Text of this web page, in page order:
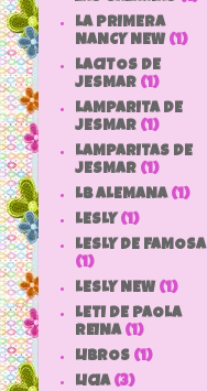
LA PRIMERA
NANCY NEW (1)
LACITOS DE
JESMAR (1)
LAMPARITA DE
JESMAR (1)
LAMPARITAS DE
JESMAR (1)
LB ALEMANA (1)
LESLY (1)
LESLY DE FAMOSA
(1)
LESLY NEW (1)
LETI DE PAOLA
REINA (1)
LIBROS (1)
LICIA (3)